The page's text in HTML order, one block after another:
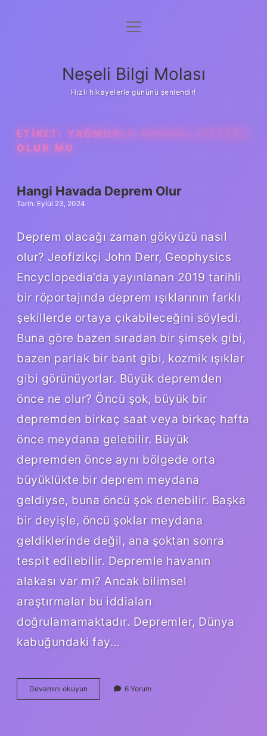
Anasayfa
Yasal Uyarı
menüyü
Neşeli Bilgi Molası
Hızlı hikayelerle gününü şenlendir!
ETIKET: YAĞMURLU HAVADA DEPREM
OLUR MU
Hangi Havada Deprem Olur
Tarih: Eylül 23, 2024
Deprem olacağı zaman gökyüzü nasıl
olur? Jeofizikçi John Derr, Geophysics
Encyclopedia’da yayınlanan 2019 tarihli
bir röportajında ​​deprem ışıklarının farklı
şekillerde ortaya çıkabileceğini söyledi.
Buna göre bazen sıradan bir şimşek gibi,
bazen parlak bir bant gibi, kozmik ışıklar
gibi görünüyorlar. Büyük depremden
önce ne olur? Öncü şok, büyük bir
depremden birkaç saat veya birkaç hafta
önce meydana gelebilir. Büyük
depremden önce aynı bölgede orta
büyüklükte bir deprem meydana
geldiyse, buna öncü şok denebilir. Başka
bir deyişle, öncü şoklar meydana
geldiklerinde değil, ana şoktan sonra
tespit edilebilir. Depremle havanın
alakası var mı? Ancak bilimsel
araştırmalar bu iddiaları
doğrulamamaktadır. Depremler, Dünya
kabuğundaki fay…
Devamını okuyun
Havada
6 Yorum